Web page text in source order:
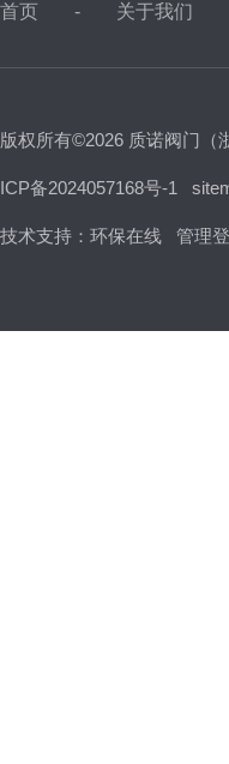
首页 关于我们
版权所有©2026 质诺阀门（
ICP备2024057168号-1
技术支持： 环保在线 管理